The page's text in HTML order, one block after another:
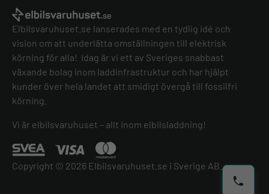
Övriga tillbehör
El-lexikon
Installation
Grön teknik bidrag
Lastbalansering
Köpvillkor
Köpvillkor batteri
Felanmälan
Hantera cookies
Elbilsladdare företag
Laddbox bäst i test
Bilmärken
Jämför laddboxar
Jämför hembatterier
Elbilsvaruhuset.se lanserades med en tydlig idé och
vision om att underlätta omställningen till elektrisk
körning för alla! Idag är vi ett av Sveriges snabbast
växande bolag inom laddinfrastruktur och har hjälpt
kunder över hela landet att smidigt övergå till fossilfri
körning.
Vi är elbilsvaruhuset – allt inom elbilsladdning!
Copyright © 2026 Elbilsvaruhuset.se i Sverige AB.